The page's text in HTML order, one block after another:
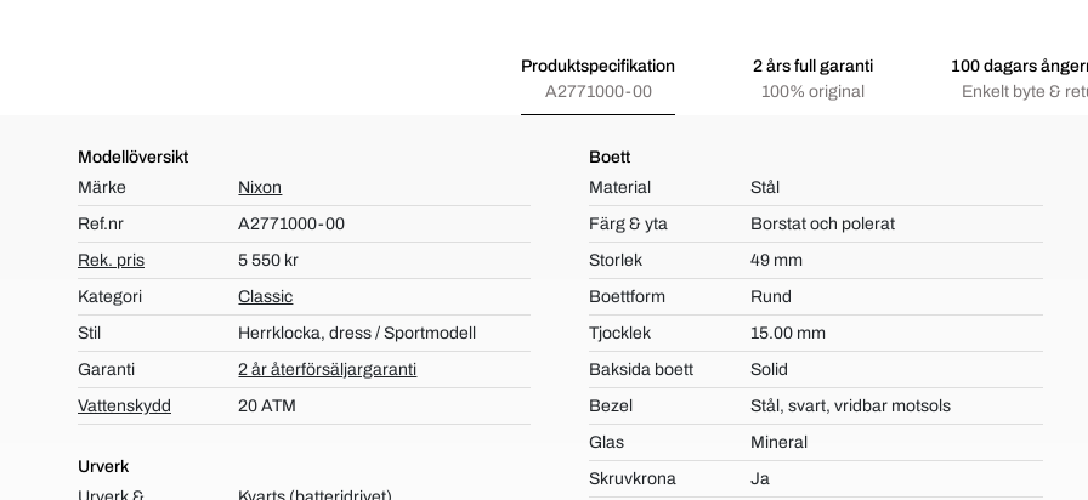
Produktspecifikation
A2771000-00
2 års full garanti
100% original
100 dagars
Enkelt byte &
Modellöversikt
Märke
Nixon
Ref.nr
A2771000-00
Rek. pris
5 550 kr
Kategori
Classic
Stil
Herrklocka, dress / Sportmodell
Garanti
2 år återförsäljargaranti
Vattenskydd
20 ATM
Urverk
Boett
Material
Stål
Färg & yta
Borstat och polerat
Storlek
49 mm
Boettform
Rund
Tjocklek
15.00 mm
Baksida boett
Solid
Bezel
Stål, svart, vridbar motsols
Glas
Mineral
Skruvkrona
Ja